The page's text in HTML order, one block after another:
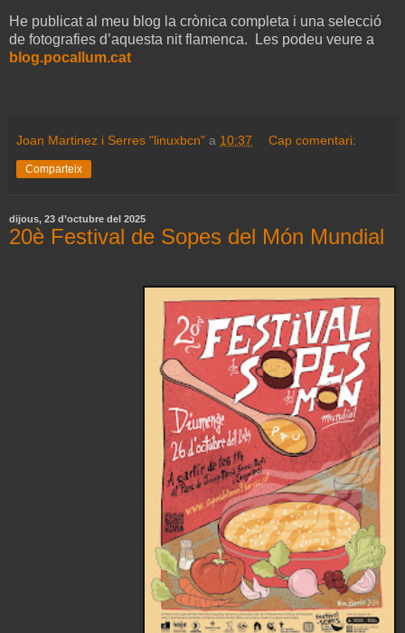
He publicat al meu blog la crònica completa i una selecció
de fotografies d’aquesta nit flamenca. Les podeu veure a
blog.pocallum.cat
Joan Martinez i Serres "linuxbcn" a 10:37 Cap comentari:
Comparteix
dijous, 23 d’octubre del 2025
20è Festival de Sopes del Món Mundial